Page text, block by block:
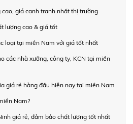
giá cạnh tranh nhất thị trường
lượng cao & giá tốt
loại tại miền Nam với giá tốt nhất
các nhà xưởng, công ty, KCN tại miền
giá rẻ hàng đầu hiện nay tại miền Nam
Nam?
giá rẻ, đảm bảo chất lượng tốt nhất